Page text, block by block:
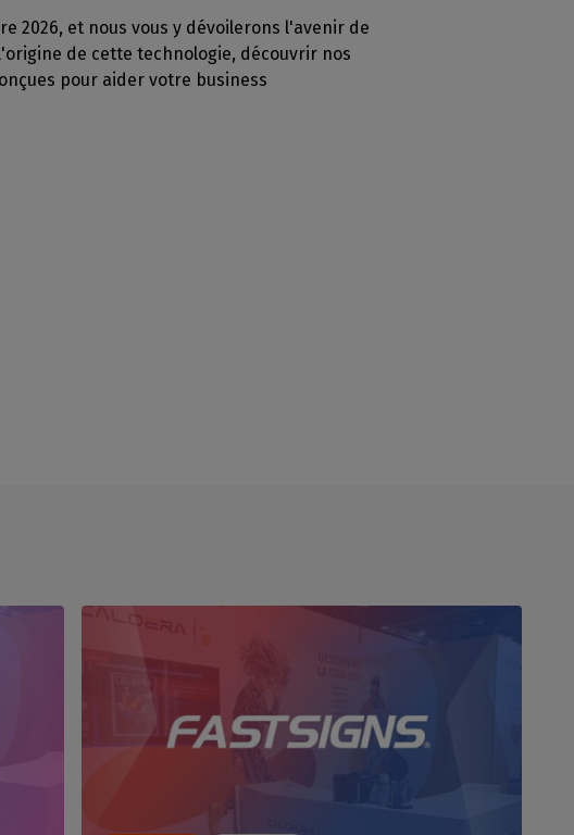
2026, et nous vous y dévoilerons l'avenir de
de cette technologie, découvrir nos
pour aider votre business